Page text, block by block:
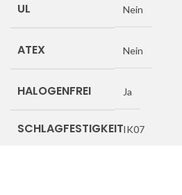
UL Nein
ATEX Nein
HALOGENFREI Ja
SCHLAGFESTIGKEITIK07